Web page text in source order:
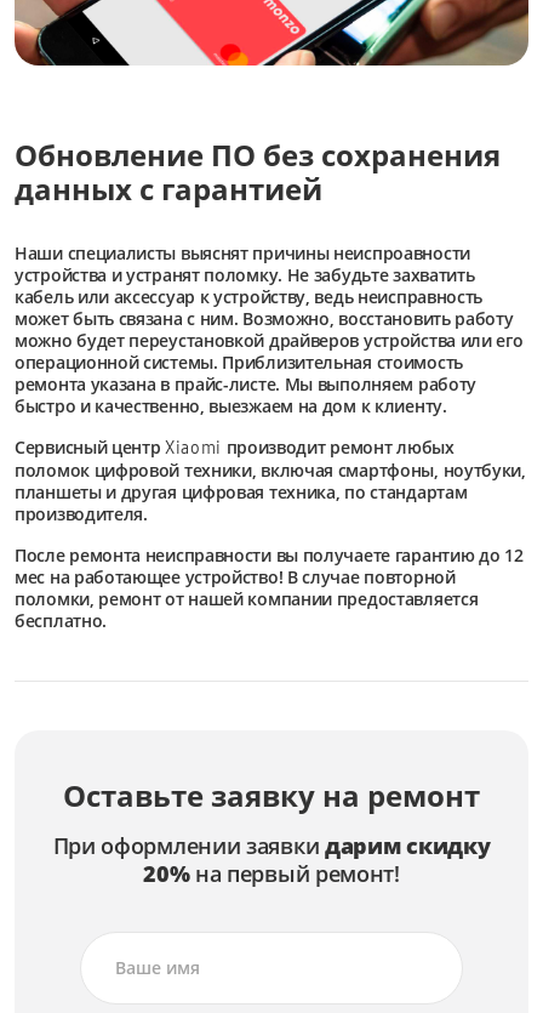
Обновление ПО без сохранения
данных с гарантией
Наши специалисты выяснят причины неиспроавности
устройства и устранят поломку. Не забудьте захватить
кабель или аксессуар к устройству, ведь неисправность
может быть связана с ним. Возможно, восстановить работу
можно будет переустановкой драйверов устройства или его
операционной системы. Приблизительная стоимость
ремонта указана в прайс-листе. Мы выполняем работу
быстро и качественно, выезжаем на дом к клиенту.
Сервисный центрXiaomi производит ремонт любых
поломок цифровой техники, включая смартфоны, ноутбуки,
планшеты и другая цифровая техника, по стандартам
производителя.
После ремонта неисправности вы получаете гарантию до 12
мес на работающее устройство! В случае повторной
поломки, ремонт от нашей компании предоставляется
бесплатно.
Оставьте заявку на ремонт
При оформлении заявки дарим скидку
20%на первый ремонт!